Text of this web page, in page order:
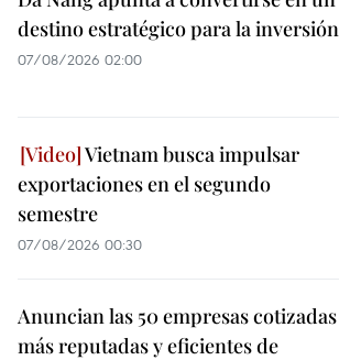
destino estratégico para la inversión
07/08/2026 02:00
Vietnam busca impulsar
exportaciones en el segundo
semestre
07/08/2026 00:30
Anuncian las 50 empresas cotizadas
más reputadas y eficientes de